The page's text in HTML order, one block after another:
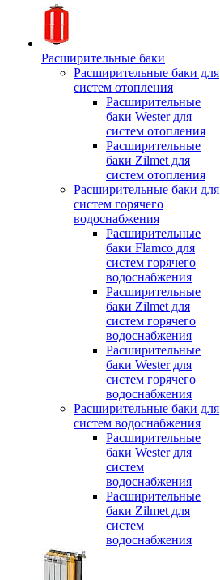
Расширительные баки
Расширительные баки для
систем отопления
Расширительные
баки Wester для
систем отопления
Расширительные
баки Zilmet для
систем отопления
Расширительные баки для
систем горячего
водоснабжения
Расширительные
баки Flamco для
систем горячего
водоснабжения
Расширительные
баки Zilmet для
систем горячего
водоснабжения
Расширительные
баки Wester для
систем горячего
водоснабжения
Расширительные баки для
систем водоснабжения
Расширительные
баки Wester для
систем
водоснабжения
Расширительные
баки Zilmet для
систем
водоснабжения